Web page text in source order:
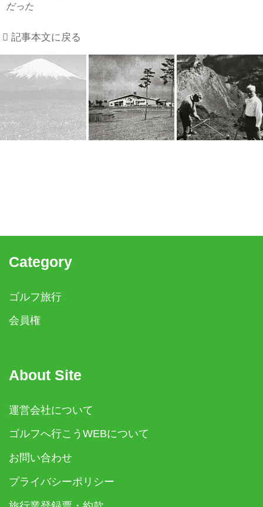
だった
記事本文に戻る
Category
ゴルフ旅行
会員権
About Site
運営会社について
ゴルフへ行こうWEBについて
お問い合わせ
プライバシーポリシー